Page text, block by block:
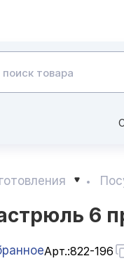
6
Арт.:822-196